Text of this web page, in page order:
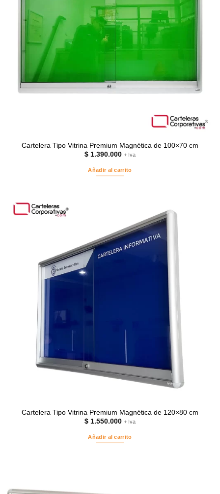
Cartelera Tipo Vitrina Premium Magnética de 100×70 cm
$ 1.390.000 + Iva
Añadir al carrito
Cartelera Tipo Vitrina Premium Magnética de 120×80 cm
$ 1.550.000 + Iva
Añadir al carrito